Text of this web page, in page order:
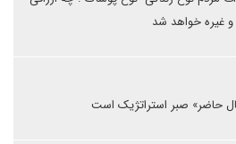
غیره خواهد شد
حاضر» صبر استراتژیک است